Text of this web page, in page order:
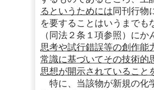
るというためには 同刊行物
を要することはいうまでも
（同法２条１項参照）にか
思考や試行錯誤等の創作能
常識に基づいてその技術的
思想が開示されていること
特に、当該物が新規の化